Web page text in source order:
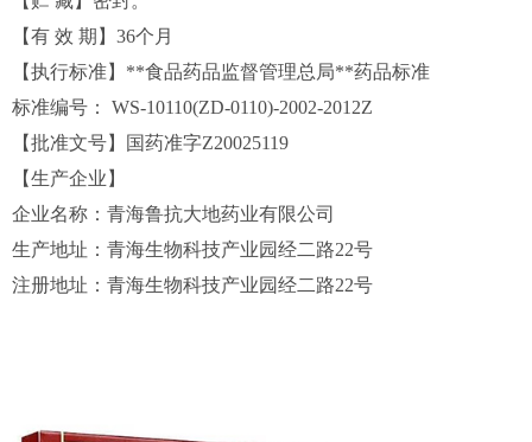
【有 效 期】36个月
【执行标准】**食品药品监督管理总局**药品标准
标准编号： WS-10110(ZD-0110)-2002-2012Z
【批准文号】国药准字Z20025119
【生产企业】
企业名称：青海鲁抗大地药业有限公司
生产地址：青海生物科技产业园经二路22号
注册地址：青海生物科技产业园经二路22号